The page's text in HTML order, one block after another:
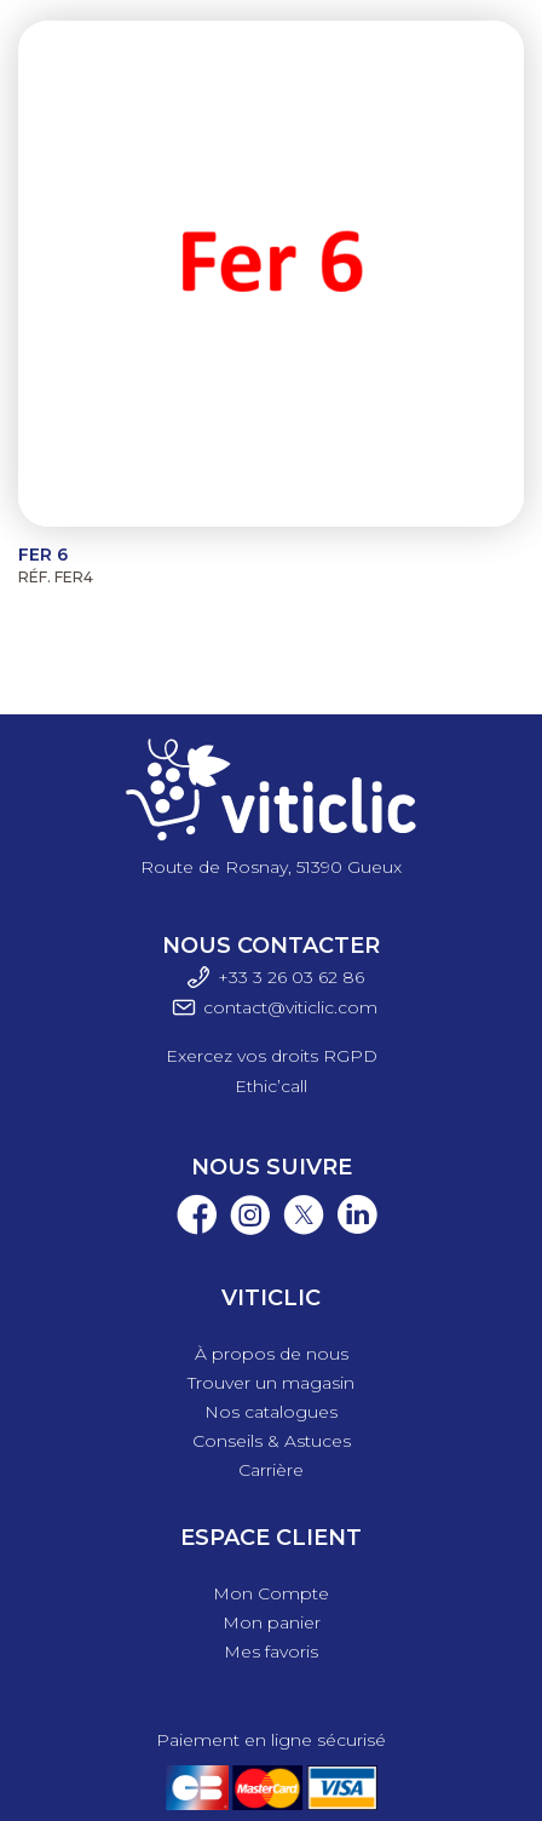
FER 6
RÉF. FER4
Route de Rosnay, 51390 Gueux
NOUS CONTACTER
+33 3 26 03 62 86
contact@viticlic.com
Exercez vos droits RGPD
Ethic’call
NOUS SUIVRE
VITICLIC
À propos de nous
Trouver un magasin
Nos catalogues
Conseils & Astuces
Carrière
ESPACE CLIENT
Mon Compte
Mon panier
Mes favoris
Paiement en ligne sécurisé